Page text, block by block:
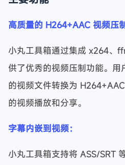
高质量的 H264+AAC 视频压制
小丸工具箱通过集成 x264、
供了优秀的视频压制功能。
的视频文件转换为
的视频播放和分享。
字幕内嵌到视频：
小丸工具箱支持将 ASS/SRT